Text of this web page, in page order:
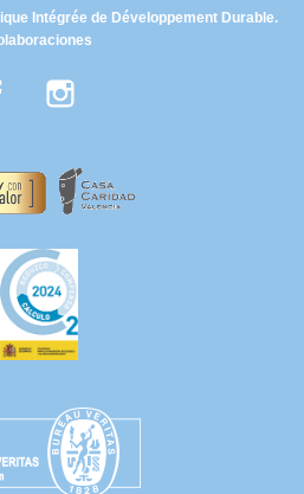
Intégrée de Développement Durable.
Facebook